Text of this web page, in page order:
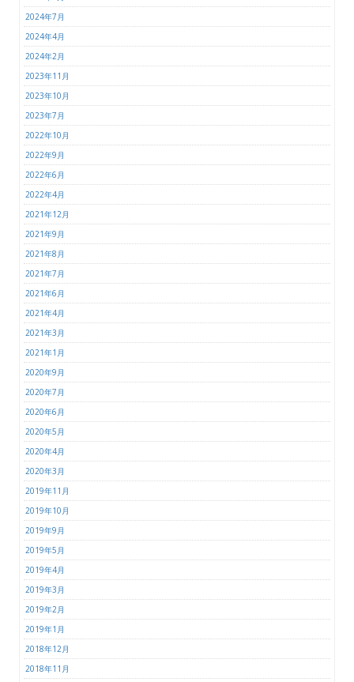
2024年7月
2024年4月
2024年2月
2023年11月
2023年10月
2023年7月
2022年10月
2022年9月
2022年6月
2022年4月
2021年12月
2021年9月
2021年8月
2021年7月
2021年6月
2021年4月
2021年3月
2021年1月
2020年9月
2020年7月
2020年6月
2020年5月
2020年4月
2020年3月
2019年11月
2019年10月
2019年9月
2019年5月
2019年4月
2019年3月
2019年2月
2019年1月
2018年12月
2018年11月